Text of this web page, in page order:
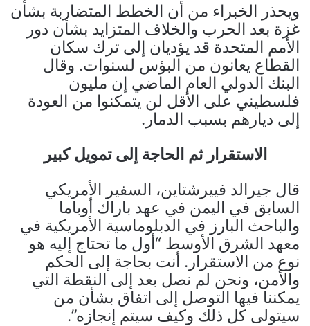
ويحذر الخبراء من أن الخطط المتضاربة بشأن
غزة بعد الحرب والخلاف المتزايد بشأن دور
الأمم المتحدة قد يؤديان إلى ترك سكان
القطاع يعانون من البؤس لسنوات. وقال
البنك الدولي العام الماضي إن مليون
فلسطيني على الأقل لن يتمكنوا من العودة
إلى ديارهم بسبب الدمار.
الاستقرار ثم الحاجة إلى تمويل كبير
قال جيرالد فييرشتاين، السفير الأمريكي
السابق في اليمن في عهد باراك أوباما
والباحث البارز في الدبلوماسية الأمريكية في
معهد الشرق الأوسط “أول ما تحتاج إليه هو
نوع من الاستقرار. أنت بحاجة إلى الحكم
والأمن، ونحن لم نصل بعد إلى النقطة التي
يمكننا فيها التوصل إلى اتفاق بشأن من
سيتولى كل ذلك وكيف سيتم إنجازه”.